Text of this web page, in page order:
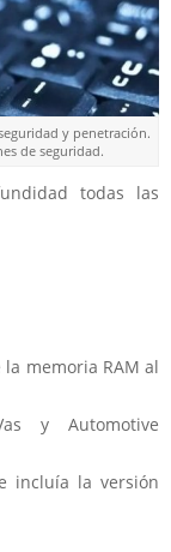
y penetración.
de seguridad.
todas las
memoria RAM al
y Automotive
incluía la versión